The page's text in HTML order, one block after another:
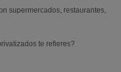
supermercados, restaurantes,
te refieres?